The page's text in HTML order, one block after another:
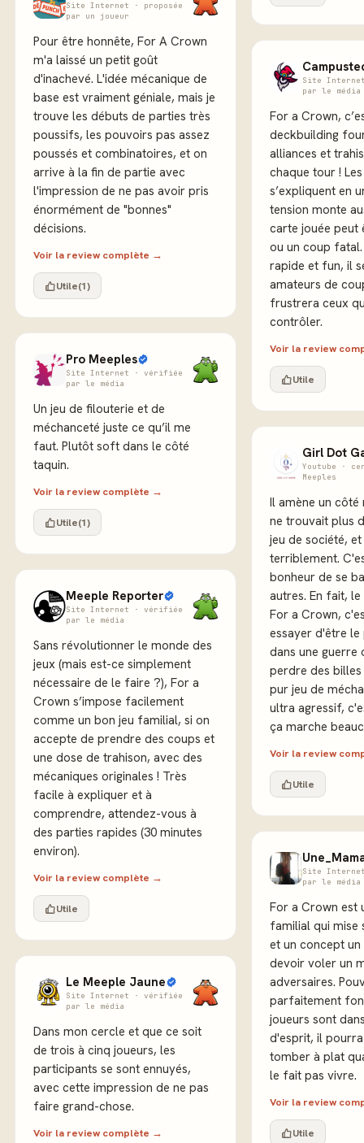
Site Internet · proposée
par un joueur
Pour être honnête, For A Crown
m'a laissé un petit goût
d'inachevé. L'idée mécanique de
base est vraiment géniale, mais je
trouve les débuts de parties très
poussifs, les pouvoirs pas assez
poussés et combinatoires, et on
arrive à la fin de partie avec
l'impression de ne pas avoir pris
énormément de "bonnes"
décisions.
Voir la review complète →
Utile(1)
Pro Meeples
Site Internet · vérifiée
par le média
Un jeu de filouterie et de
méchanceté juste ce qu’il me
faut. Plutôt soft dans le côté
taquin.
Voir la review complète →
Utile(1)
Meeple Reporter
Site Internet · vérifiée
par le média
Sans révolutionner le monde des
jeux (mais est-ce simplement
nécessaire de le faire ?), For a
Crown s’impose facilement
comme un bon jeu familial, si on
accepte de prendre des coups et
une dose de trahison, avec des
mécaniques originales ! Très
facile à expliquer et à
comprendre, attendez-vous à
des parties rapides (30 minutes
environ).
Voir la review complète →
Utile
Le Meeple Jaune
Site Internet · vérifiée
par le média
Dans mon cercle et que ce soit
de trois à cinq joueurs, les
participants se sont ennuyés,
avec cette impression de ne pas
faire grand-chose.
Voir la review complète →
Site
par le média
For a Crown,
deckbuilding
alliances et
chaque tour !
s’expliquent en
tension monte
carte jouée peut
ou un coup
rapide et fun, il
amateurs de
frustrera ceux
contrôler.
Voir la review
Utile
Girl Dot
Youtube ·
Meeples
Il amène un
ne trouvait plus
jeu de société,
terriblement.
bonheur de se
autres. En fait,
For a Crown,
essayer d'être le
dans une guerre
perdre des
pur jeu de
ultra agressif,
ça marche
Voir la review
Utile
Site
par le média
For a Crown est
familial qui mise
et un concept
devoir voler un
adversaires.
parfaitement
joueurs sont
d'esprit, il
tomber à plat
le fait pas vivre.
Voir la review
Utile